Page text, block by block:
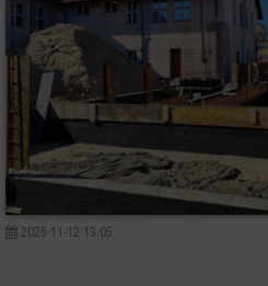
2025-11-12 13:05